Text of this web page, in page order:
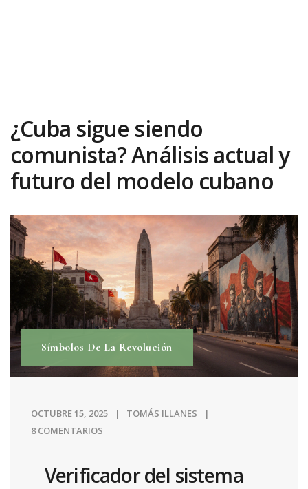
¿Cuba sigue siendo
comunista? Análisis actual y
futuro del modelo cubano
Símbolos De La Revolución
OCTUBRE 15, 2025
TOMÁS ILLANES
8 COMENTARIOS
Verificador del sistema